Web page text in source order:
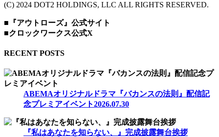
(C) 2024 DOT2 HOLDINGS, LLC ALL RIGHTS RESERVED.
■『アウトローズ』公式サイト
■クロックワークス公式X
RECENT POSTS
ABEMAオリジナルドラマ『バカンスの法則』配信記
念プレミアイベント2026.07.30
『私はあなたを知らない、』完成披露舞台挨拶